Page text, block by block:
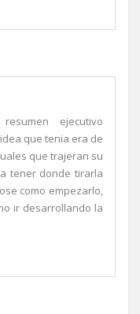
ejecutivo
que tenia era de
que trajeran su
tener donde tirarla
como empezarlo,
ir desarrollando la